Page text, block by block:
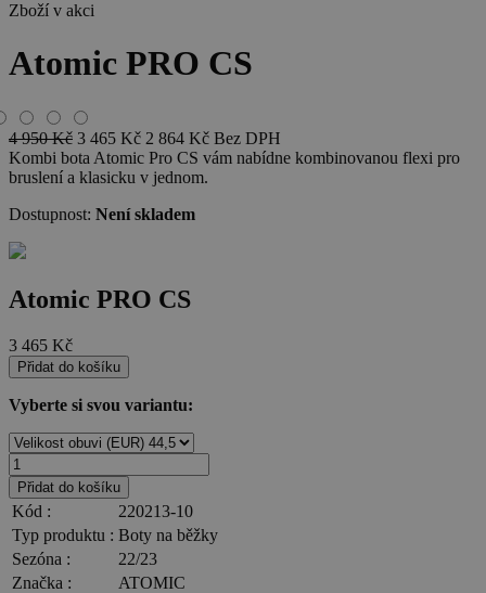
Zboží v akci
Atomic PRO CS
4 950Kč 3 465 Kč 2 864 Kč Bez DPH
Kombi bota Atomic Pro CS vám nabídne kombinovanou flexi pro
bruslení a klasicku v jednom.
Dostupnost: Není skladem
Atomic PRO CS
3 465 Kč
Přidat do košíku
Vyberte si svou variantu:
Přidat do košíku
Kód :
220213-10
Typ produktu : Boty na běžky
Sezóna :
22/23
Značka :
ATOMIC